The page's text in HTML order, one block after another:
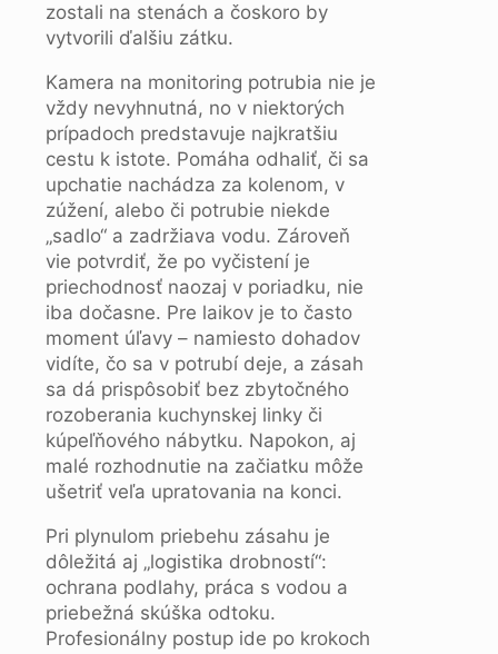
zostali na stenách a čoskoro by
vytvorili ďalšiu zátku.
Kamera na monitoring potrubia nie je
vždy nevyhnutná, no v niektorých
prípadoch predstavuje najkratšiu
cestu k istote. Pomáha odhaliť, či sa
upchatie nachádza za kolenom, v
zúžení, alebo či potrubie niekde
„sadlo“ a zadržiava vodu. Zároveň
vie potvrdiť, že po vyčistení je
priechodnosť naozaj v poriadku, nie
iba dočasne. Pre laikov je to často
moment úľavy – namiesto dohadov
vidíte, čo sa v potrubí deje, a zásah
sa dá prispôsobiť bez zbytočného
rozoberania kuchynskej linky či
kúpeľňového nábytku. Napokon, aj
malé rozhodnutie na začiatku môže
ušetriť veľa upratovania na konci.
Pri plynulom priebehu zásahu je
dôležitá aj „logistika drobností“:
ochrana podlahy, práca s vodou a
priebežná skúška odtoku.
Profesionálny postup ide po krokoch